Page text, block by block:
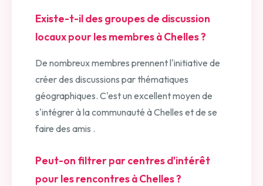
Existe-t-il des groupes de discussion
locaux pour les membres à Chelles ?
De nombreux membres prennent l'initiative de
créer des discussions par thématiques
géographiques. C'est un excellent moyen de
s'intégrer à la communauté à Chelles et de se
faire des amis .
Peut-on filtrer par centres d'intérêt
pour les rencontres à Chelles ?